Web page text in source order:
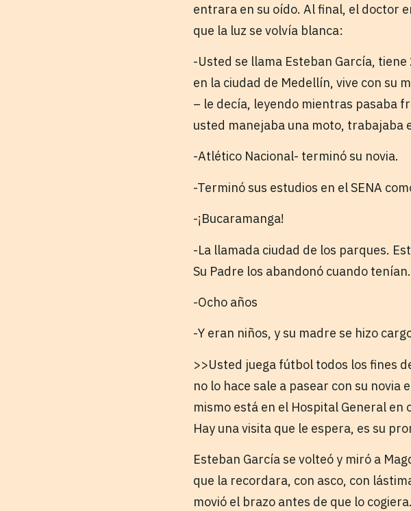
entrara en su oído. Al final, el doctor
que la luz se volvía blanca:
-Usted se llama Esteban García,
en la ciudad de Medellín, vive con su
– le decía, leyendo mientras pasaba
usted manejaba una moto, trabajaba
-Atlético Nacional- terminó su novia.
-Terminó sus estudios en el SENA
-¡Bucaramanga!
-La llamada ciudad de los parques.
Su Padre los abandonó cuando
-Ocho años
-Y eran niños, y su madre se hizo
>>Usted juega fútbol todos los fines
no lo hace sale a pasear con su novia
mismo está en el Hospital General
Hay una visita que le espera, es su
Esteban García se volteó y miró a
que la recordara, con asco, con
movió el brazo antes de que lo cogiera.